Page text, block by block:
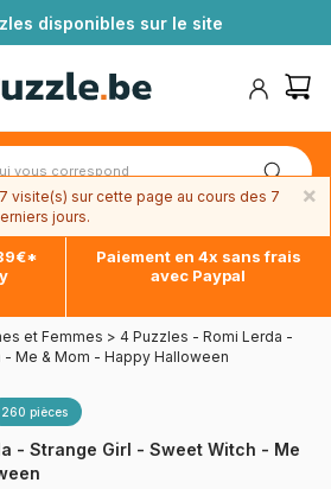
disponibles sur le site
Paiement en 4x sans frais
avec Paypal
et Femmes > 4 Puzzles - Romi Lerda -
Me & Mom - Happy Halloween
260 pièces
- Strange Girl - Sweet Witch - Me
×
visite(s) sur cette page au cours des 7
jours.